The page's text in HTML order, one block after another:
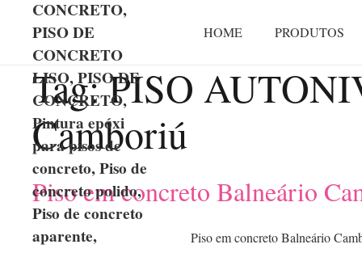
CONCRETO,
PISO DE
CONCRETO
LISO, PISO DE
CONCRETO,
Pintura epóxi
para pisos de
concreto, Piso de
concreto polido,
Piso de concreto
aparente,
HOME PRODUTOS
Tag:PISO
Camboriú
Piso em concreto Balneário
Piso em concreto Balneário